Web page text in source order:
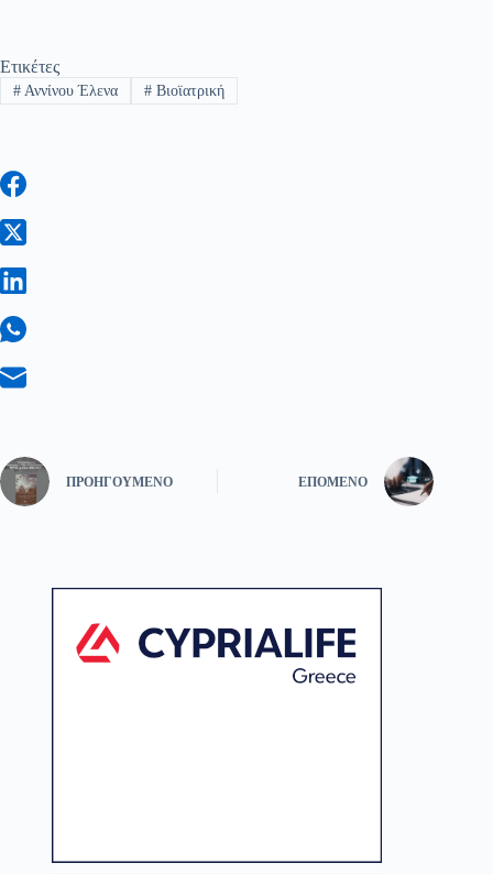
Ετικέτες
#Αννίνου Έλενα #Βιοϊατρική
ΠΡΟΗΓΟΎΜΕΝΟ ΕΠΌΜΕΝΟ